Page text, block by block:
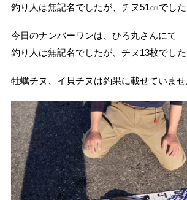
釣り人は無記名でしたが、チヌ51㎝でした
今日のナンバーワンは、ひろ丸さんにて
釣り人は無記名でしたが、チヌ13枚でした
牡蠣チヌ、イ貝チヌは釣果に載せていませ